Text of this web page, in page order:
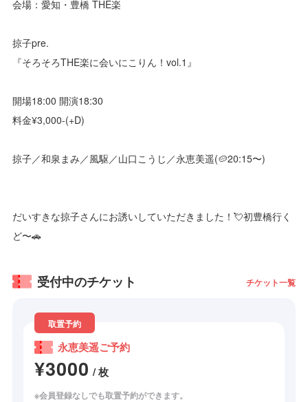
会場：愛知・豊橋 THE楽
掠子pre.
『そろそろTHE楽に会いにこりん！vol.1』
開場18:00 開演18:30
料金¥3,000-(+D)
掠子／和泉まみ／風駆／山口こうじ／永恵美遥(🥔20:15〜)
だいすきな掠子さんにお誘いしていただきました！💘初豊橋行く
ど〜🚗
受付中のチケット チケット一覧
取置予約
永恵美遥ご予約
¥3000 / 枚
※会員登録なしでも取置予約ができます。